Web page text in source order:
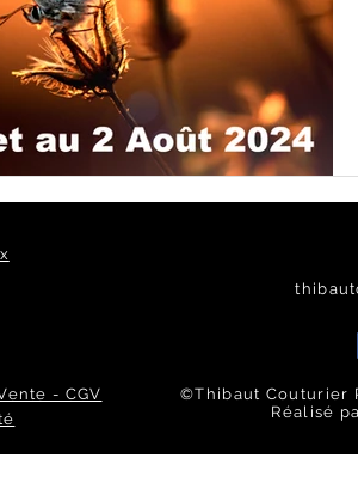
- CGV
©Thibaut Couturier
Réalisé